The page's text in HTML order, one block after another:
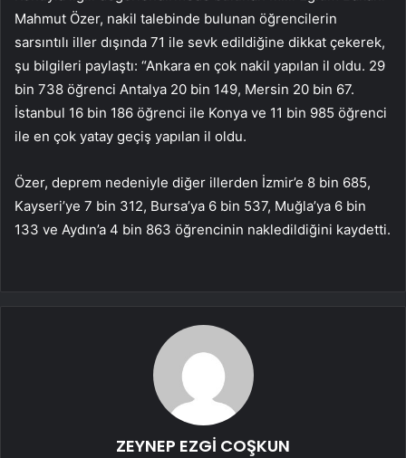
Mahmut Özer, nakil talebinde bulunan öğrencilerin
sarsıntılı iller dışında 71 ile sevk edildiğine dikkat çekerek,
şu bilgileri paylaştı: “Ankara en çok nakil yapılan il oldu. 29
bin 738 öğrenci Antalya 20 bin 149, Mersin 20 bin 67.
İstanbul 16 bin 186 öğrenci ile Konya ve 11 bin 985 öğrenci
ile en çok yatay geçiş yapılan il oldu.
Özer, deprem nedeniyle diğer illerden İzmir’e 8 bin 685,
Kayseri’ye 7 bin 312, Bursa’ya 6 bin 537, Muğla’ya 6 bin
133 ve Aydın’a 4 bin 863 öğrencinin nakledildiğini kaydetti.
ZEYNEP EZGİ COŞKUN